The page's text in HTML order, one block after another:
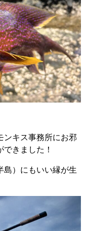
ンキス事務所にお邪
きました！
島）にもいい縁が生